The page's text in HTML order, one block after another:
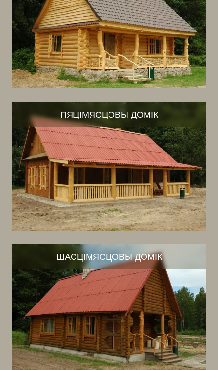
ПЯЦІМЯСЦОВЫ ДОМІК
ШАСЦІМЯСЦОВЫ ДОМІК